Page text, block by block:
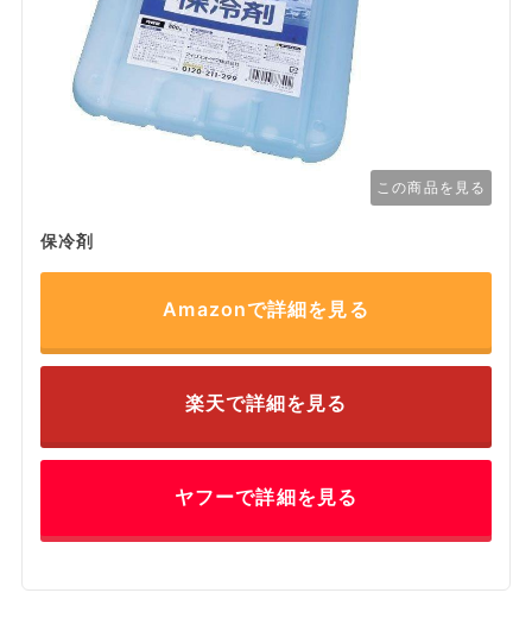
この商品を見る
保冷剤
Amazonで詳細を見る
楽天で詳細を見る
ヤフーで詳細を見る